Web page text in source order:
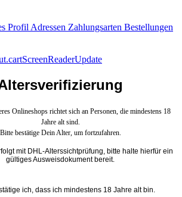
Profil Adressen Zahlungsarten Bestellungen
Onlineshops richtet sich an Personen, die mindestens 18
Jahre alt sind.
Bitte bestätige Dein Alter, um fortzufahren.
mit DHL-Alterssichtprüfung, bitte halte hierfür ein
gültiges Ausweisdokument bereit.
ich, dass ich mindestens 18 Jahre alt bin.